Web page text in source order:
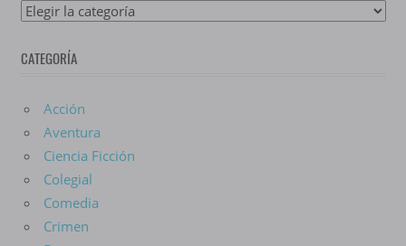
Lista
Anime
CATEGORÍA
Acción
Aventura
Ciencia Ficción
Colegial
Comedia
Crimen